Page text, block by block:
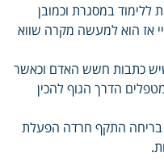
ללימוד במסגרת וכמובן
אז הוא למעשה מקרה שווא
כתבות חשש האדם וכאשר
הדרך הגוף להכין
בריחה התקף חרדה הפעלת